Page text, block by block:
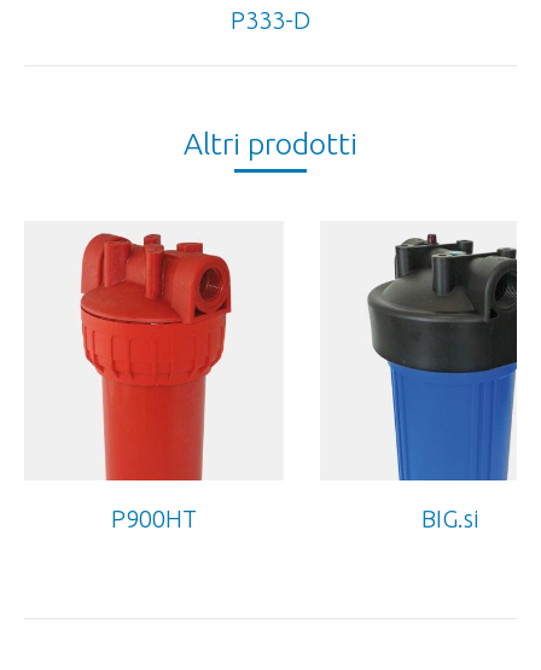
Next
P333-D
Altri prodotti
P900HT BIG.si